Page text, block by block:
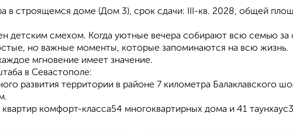
в строящемся доме (Дом 3), срок сдачи: III-кв. 2028, общей
детским смехом. Когда уютные вечера собирают всю семью
но важные моменты, которые запоминаются на всю жизнь.
мгновение имеет значение.
в Севастополе:
развития территории в районе 7 километра Балаклавского
комфорт-класса54 многоквартирных дома и 41